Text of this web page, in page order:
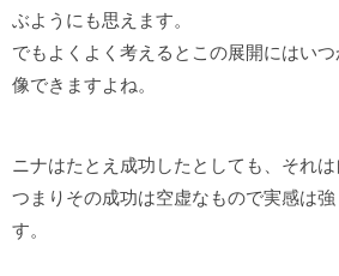
ぶようにも思えます。
でもよくよく考えるとこの展開にはい
像できますよね。
ニナはたとえ成功したとしても、それは
つまりその成功は空虚なもので実感は
す。